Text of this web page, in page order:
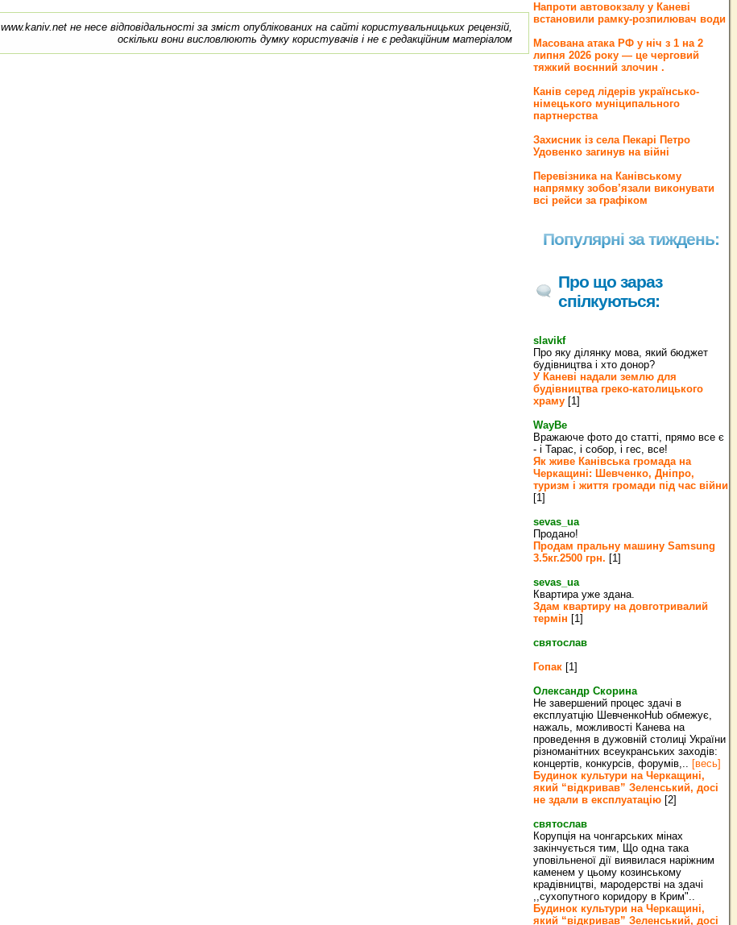
www.kaniv.net не несе відповідальності за зміст опублікованих на сайті користувальницьких рецензій,
оскільки вони висловлюють думку користувачів і не є редакційним матеріалом
Напроти автовокзалу у Каневі
встановили рамку-розпилювач води
Масована атака РФ у ніч з 1 на 2
липня 2026 року — це черговий
тяжкий воєнний злочин .
Канів серед лідерів українсько-
німецького муніципального
партнерства
Захисник із села Пекарі Петро
Удовенко загинув на війні
Перевізника на Канівському
напрямку зобов’язали виконувати
всі рейси за графіком
Популярні за тиждень:
Про що зараз
спілкуються:
slavikf
Про яку ділянку мова, який бюджет
будівництва і хто донор?
У Каневі надали землю для
будівництва греко‐католицького
храму [1]
WayBe
Вражаюче фото до статті, прямо все є
- і Тарас, і собор, і гес, все!
Як живе Канівська громада на
Черкащині: Шевченко, Дніпро,
туризм і життя громади під час війни
[1]
sevas_ua
Продано!
Продам пральну машину Samsung
3.5кг.2500 грн. [1]
sevas_ua
Квартира уже здана.
Здам квартиру на довготривалий
термін [1]
святослав
Гопак [1]
Олександр Скорина
Не завершений процес здачі в
експлуатцію ШевченкоHub обмежує,
нажаль, можливості Канева на
проведення в дужовній столиці України
різноманітних всеукранських заходів:
концертів, конкурсів, форумів,.. [весь]
Будинок культури на Черкащині,
який “відкривав” Зеленський, досі
не здали в експлуатацію [2]
святослав
Корупція на чонгарських мінах
закінчується тим, Що одна така
уповільненої дії виявилася наріжним
каменем у цьому козинському
крадівництві, мародерстві на здачі
,,сухопутного коридору в Крим"..
Будинок культури на Черкащині,
який “відкривав” Зеленський, досі